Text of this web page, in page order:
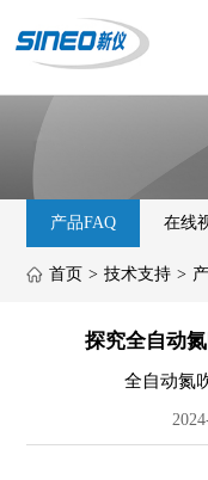
产品FAQ 在线
首页 > 技术支持 >
探究全自动
全自动氮